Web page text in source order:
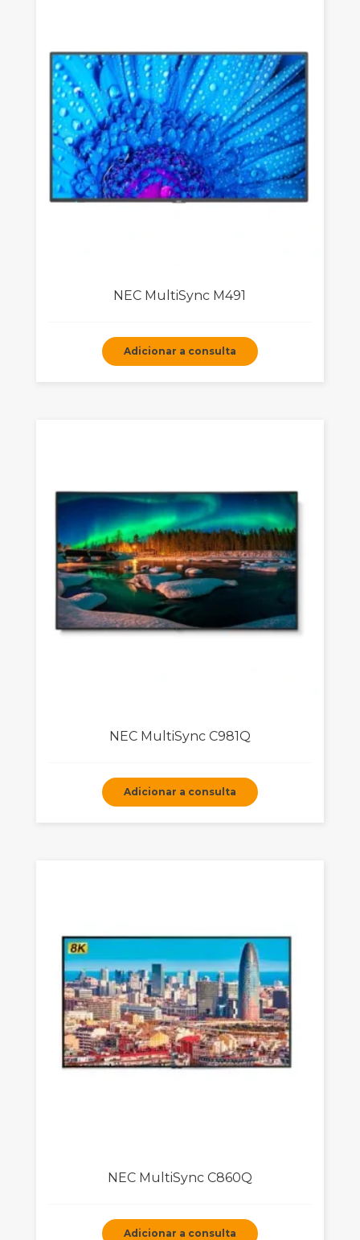
NEC MultiSync M491
Adicionar a consulta
NEC MultiSync C981Q
Adicionar a consulta
NEC MultiSync C860Q
Adicionar a consulta